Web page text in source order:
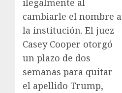
ilegalmente al
cambiarle el nombre a
la institución. El juez
Casey Cooper otorgó
un plazo de dos
semanas para quitar
el apellido Trump,